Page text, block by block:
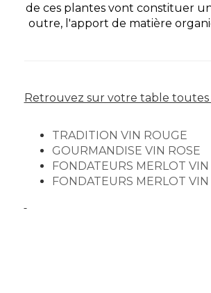
de ces plantes vont constituer
outre, l'apport de matière
Retrouvez sur votre table toutes
TRADITION VIN ROUGE
GOURMANDISE VIN ROSE
FONDATEURS MERLOT
FONDATEURS MERLOT